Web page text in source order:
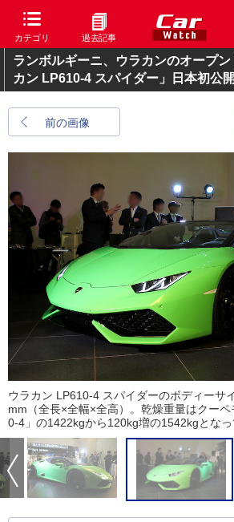
カテゴリ 過去記事
ランボルギーニ、ウラカンのオープ
カン LP610-4 スパイダー」日本初公開
前の画像
ウラカン LP610-4 スパイダーのボディーサ
mm（全長×全幅×全高）。乾燥重量はクー
0-4」の1422kgから120kg増の1542kgとなっ